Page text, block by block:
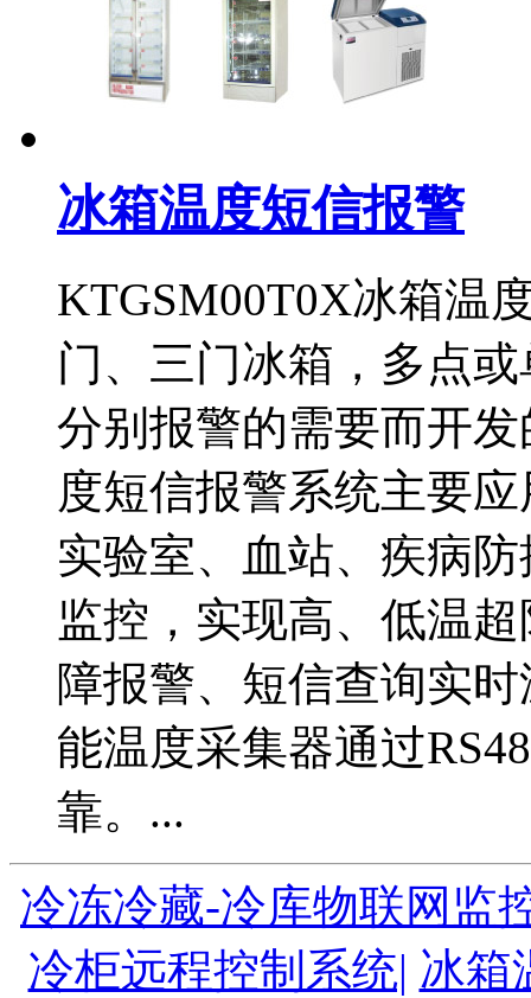
冰箱温度短信报警
KTGSM00T0X冰箱温
门、三门冰箱，多点
分别报警的需要而开
度短信报警系统主要
实验室、血站、疾病
监控，实现高、低温
障报警、短信查询实
能温度采集器通过
靠。...
冷冻冷藏-冷库物联网监
冷柜远程控制系统| 冰箱